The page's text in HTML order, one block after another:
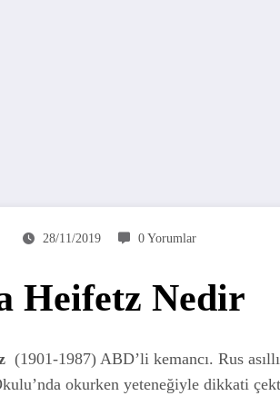
28/11/2019 0 Yorumlar
Heifetz Nedir
(1901-1987) ABD’li kemancı. Rus
okurken yeteneğiyle dikkati